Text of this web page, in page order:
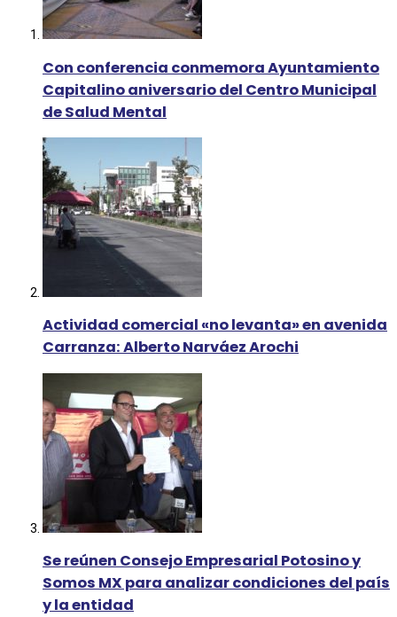
Con conferencia conmemora Ayuntamiento
Capitalino aniversario del Centro Municipal
de Salud Mental
Actividad comercial «no levanta» en avenida
Carranza: Alberto Narváez Arochi
Se reúnen Consejo Empresarial Potosino y
Somos MX para analizar condiciones del país
y la entidad